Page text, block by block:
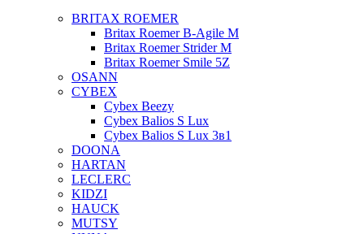
BRITAX ROEMER
Britax Roemer B-Agile M
Britax Roemer Strider M
Britax Roemer Smile 5Z
OSANN
CYBEX
Cybex Beezy
Cybex Balios S Lux
Cybex Balios S Lux 3в1
DOONA
HARTAN
LECLERC
KIDZI
HAUCK
MUTSY